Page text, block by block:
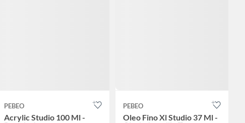
PEBEO
Acrylic Studio 100 Ml -
PEBEO
Oleo Fino Xl Studio 37 Ml -